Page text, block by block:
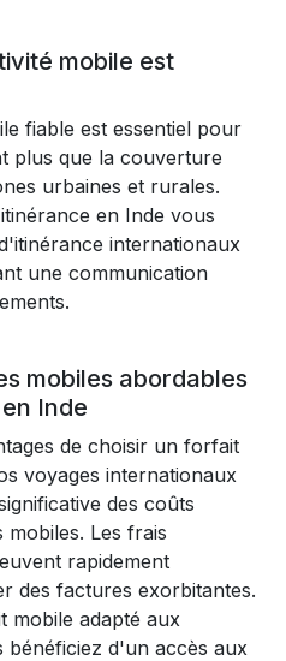
mobile est
fiable est essentiel pour
plus que la couverture
urbaines et rurales.
en Inde vous
internationaux
une communication
mobiles abordables
Inde
de choisir un forfait
voyages internationaux
des coûts
mobiles. Les frais
rapidement
des factures exorbitantes.
mobile adapté aux
bénéficiez d'un accès aux